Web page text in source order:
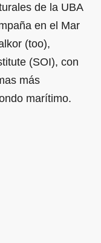
de la UBA
en el Mar
(too),
(SOI), con
más
marítimo.